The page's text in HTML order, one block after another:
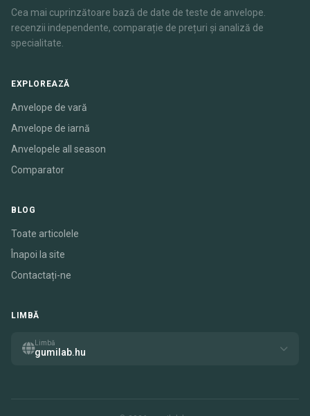
Cea mai cuprinzătoare bază de date de teste de anvelope.
recenzii independente, comparație de prețuri și analiză de
specialitate.
EXPLOREAZĂ
Anvelope de vară
Anvelope de iarnă
Anvelopele all season
Comparator
BLOG
Toate articolele
Înapoi la site
Contactați-ne
LIMBĂ
Limbă
gumilab.hu